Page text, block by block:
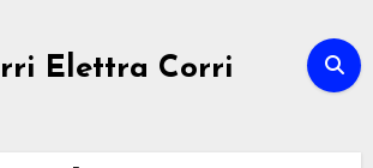
Elettra Corri